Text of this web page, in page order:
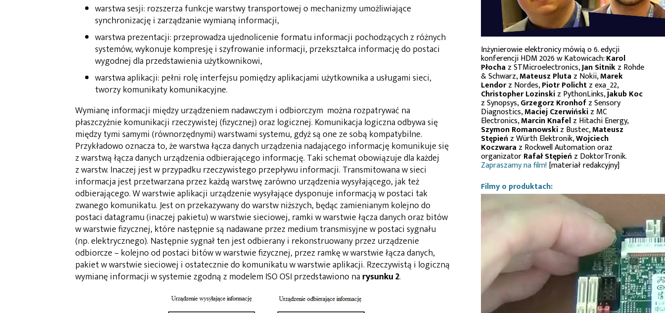
warstwa sesji: rozszerza funkcje warstwy transportowej o mechanizmy umożliwiające
synchronizację i zarządzanie wymianą informacji,
warstwa prezentacji: przeprowadza ujednolicenie formatu informacji pochodzących z różnych
systemów, wykonuje kompresję i szyfrowanie informacji, przekształca informację do postaci
wygodnej dla przedstawienia użytkownikowi,
warstwa aplikacji: pełni rolę interfejsu pomiędzy aplikacjami użytkownika a usługami sieci,
tworzy komunikaty komunikacyjne.
Wymianę informacji między urządzeniem nadawczym i odbiorczym można rozpatrywać na
płaszczyźnie komunikacji rzeczywistej (fizycznej) oraz logicznej. Komunikacja logiczna odbywa się
między tymi samymi (równorzędnymi) warstwami systemu, gdyż są one ze sobą kompatybilne.
Przykładowo oznacza to, że warstwa łącza danych urządzenia nadającego informację komunikuje się
z warstwą łącza danych urządzenia odbierającego informację. Taki schemat obowiązuje dla każdej
z warstw. Inaczej jest w przypadku rzeczywistego przepływu informacji. Transmitowana w sieci
informacja jest przetwarzana przez każdą warstwę zarówno urządzenia wysyłającego, jak też
odbierającego. W warstwie aplikacji urządzenie wysyłające dysponuje informacją w postaci tak
zwanego komunikatu. Jest on przekazywany do warstw niższych, będąc zamienianym kolejno do
postaci datagramu (inaczej pakietu) w warstwie sieciowej, ramki w warstwie łącza danych oraz bitów
w warstwie fizycznej, które następnie są nadawane przez medium transmisyjne w postaci sygnału
(np. elektrycznego). Następnie sygnał ten jest odbierany i rekonstruowany przez urządzenie
odbiorcze – kolejno od postaci bitów w warstwie fizycznej, przez ramkę w warstwie łącza danych,
pakiet w warstwie sieciowej i ostatecznie do komunikatu w warstwie aplikacji. Rzeczywistą i logiczną
wymianę informacji w systemie zgodną z modelem ISO OSI przedstawiono na rysunku 2.
Inżynierowie elektronicy mówią o 6. edycji
konferencji HDM 2026 w Katowicach:Karol
Płocha z STMicroelectronics,Jan Sitnikz Rohde
& Schwarz,Mateusz Pluta z Nokii,Marek
Lendorz Nordes,Piotr Polichtz exa_22,
Christopher Lozinskiz PythonLinks,Jakub Koc
z Synopsys,Grzegorz Kronhofz Sensory
Diagnostics,Maciej Czerwińskiz MC
Electronics,Marcin Knafelz Hitachi Energy,
Szymon Romanowskiz Bustec,Mateusz
Stępień z Würth Elektronik,Wojciech
Koczwara z Rockwell Automation oraz
organizatorRafał Stępień z DoktorTronik.
Zapraszamy na film![materiał redakcyjny]
Filmy o produktach: